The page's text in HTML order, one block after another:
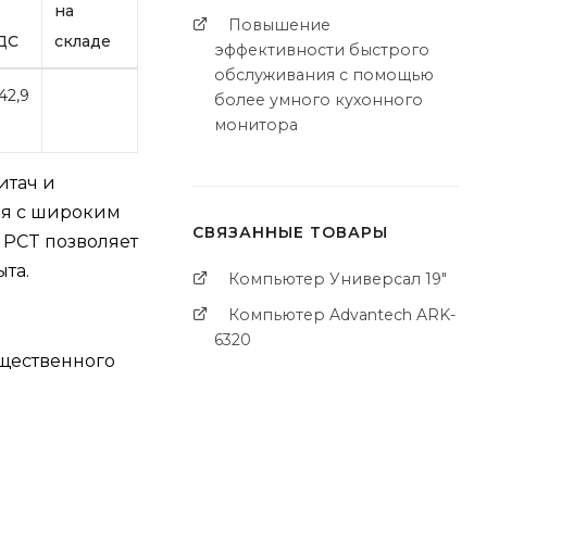
на
складе
и
с широким
позволяет
Повышение
эффективности быстрого
обслуживания с помощью
более умного кухонного
монитора
СВЯЗАННЫЕ ТОВАРЫ
Компьютер Универсал 19"
Компьютер Advantech ARK-
6320